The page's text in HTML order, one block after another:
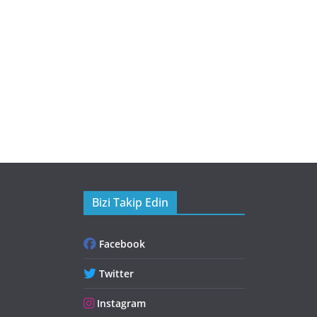
Bizi Takip Edin
Facebook
Twitter
Instagram